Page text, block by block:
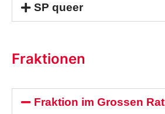
SP queer
Fraktionen
Fraktion im Grossen Rat